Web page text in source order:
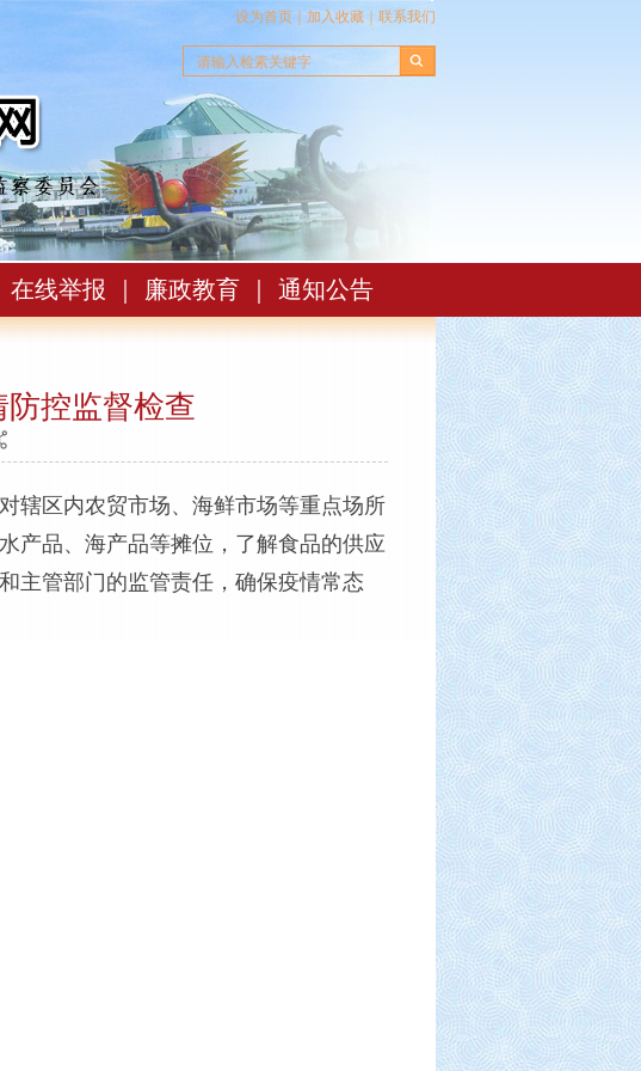
设为首页 加入收藏 联系我们
在线举报 廉政教育 通知公告
控监督检查
辖区内农贸市场、海鲜市场等重点场所
产品、海产品等摊位，了解食品的供应
主管部门的监管责任，确保疫情常态